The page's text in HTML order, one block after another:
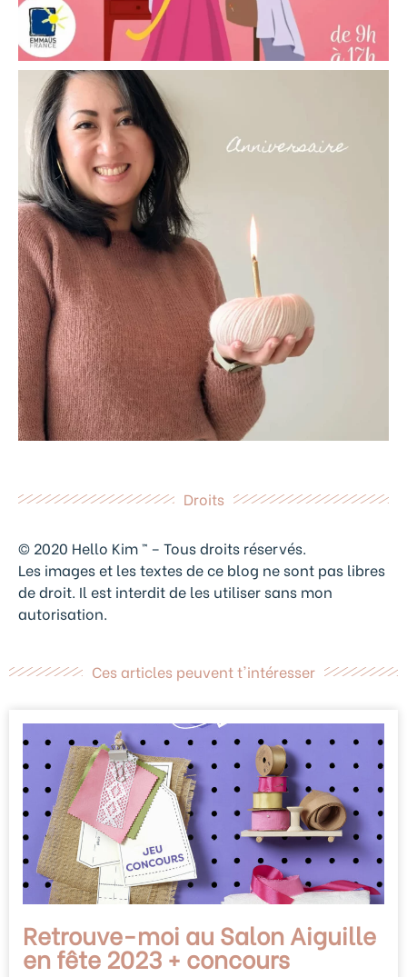
Droits
© 2020 Hello Kim ™ – Tous droits réservés.
Les images et les textes de ce blog ne sont pas libres
de droit. Il est interdit de les utiliser sans mon
autorisation.
Ces articles peuvent t'intéresser
Retrouve-moi au Salon Aiguille
en fête 2023 + concours